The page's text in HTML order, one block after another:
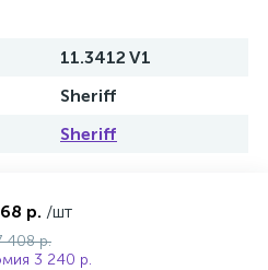
11.3412 V1
Sheriff
Sheriff
р. /шт
408 р.
3 240 р.